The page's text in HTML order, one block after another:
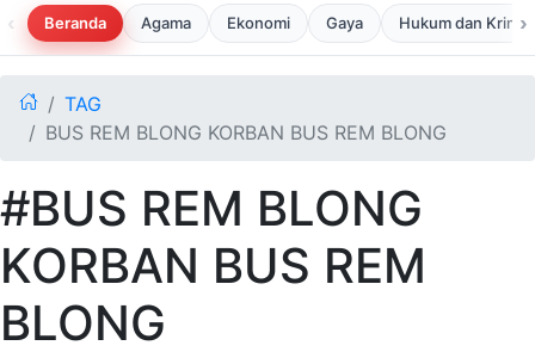
‹ Beranda Agama Ekonomi Gaya Hukum dan ›
TAG
BUS REM BLONG KORBAN BUS REM BLONG
#BUS REM BLONG
KORBAN BUS REM
BLONG